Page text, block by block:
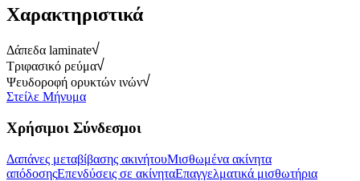
Χαρακτηριστικά
Δάπεδα laminate
Τριφασικό ρεύμα
Ψευδοροφή ορυκτών ινών
Στείλε Μήνυμα
Χρήσιμοι Σύνδεσμοι
Δαπάνες μεταβίβασης ακινήτουΜισθωμένα ακίνητα
απόδοσηςΕπενδύσεις σε ακίνηταΕπαγγελματικά μισθωτήρια